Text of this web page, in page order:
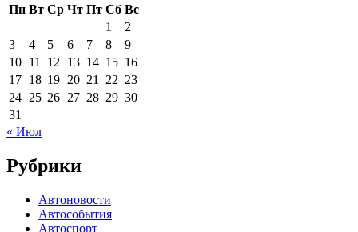
Пн Вт Ср Чт Пт Сб Вс
1
2
3
4 5 6 7 8
9
10 11 12 13 14 15 16
17 18 19 20 21 22 23
24 25 26 27 28 29 30
31
« Июл
Рубрики
Автоновости
Автособытия
Автоспорт